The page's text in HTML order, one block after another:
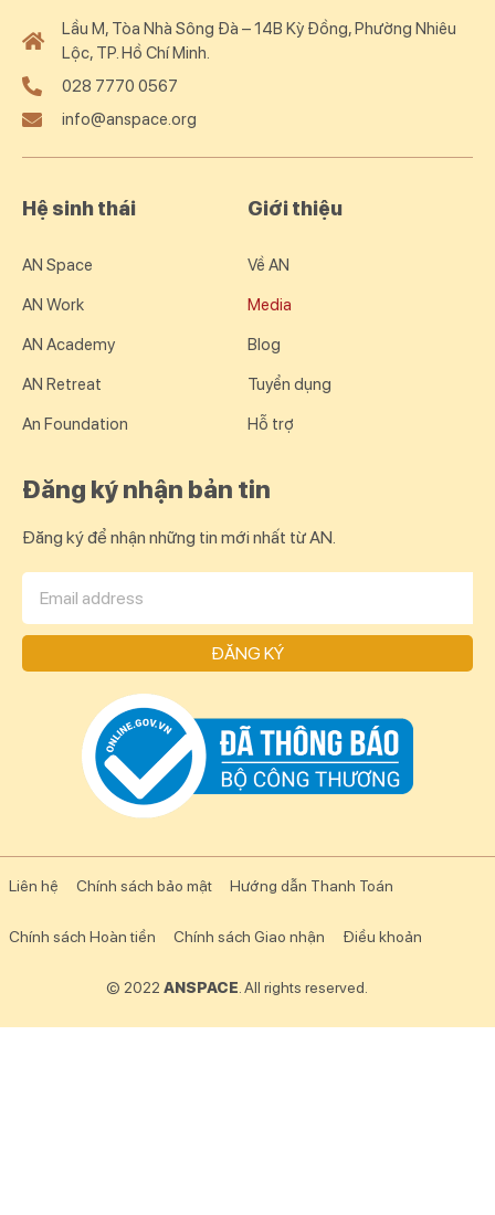
Lầu M, Tòa Nhà Sông Đà – 14B Kỳ Đồng, Phường Nhiêu
Lộc, TP. Hồ Chí Minh.
028 7770 0567
info@anspace.org
Hệ sinh thái
AN Space
AN Work
AN Academy
AN Retreat
An Foundation
Giới thiệu
Về AN
Media
Blog
Tuyển dụng
Hỗ trợ
Đăng ký nhận bản tin
Đăng ký để nhận những tin mới nhất từ AN.
ĐĂNG KÝ
Liên hệ Chính sách bảo mật Hướng dẫn Thanh Toán
Chính sách Hoàn tiền Chính sách Giao nhận Điều khoản
© 2022 ANSPACE . All rights reserved.